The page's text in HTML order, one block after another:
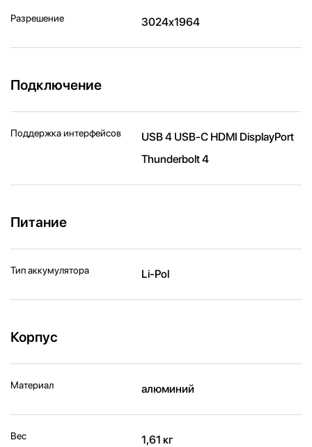
Разрешение 3024x1964
Подключение
Поддержка интерфейсов
USB 4 USB-C HDMI DisplayPort
Thunderbolt 4
Питание
Тип аккумулятора Li-Pol
Корпус
Материал алюминий
Вес 1,61 кг